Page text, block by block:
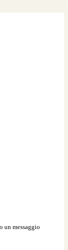
un messaggio